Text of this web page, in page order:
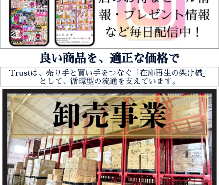
良い商品を、適正な価格で
Trustは、売り手と買い手をつなぐ「在庫再生の架け橋」
として、循環型の流通を支えています。